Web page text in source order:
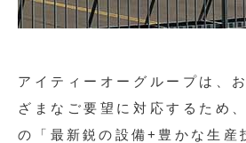
アイティーオーグループは、
ざまなご要望に対応するため
の「最新鋭の設備+豊かな生産